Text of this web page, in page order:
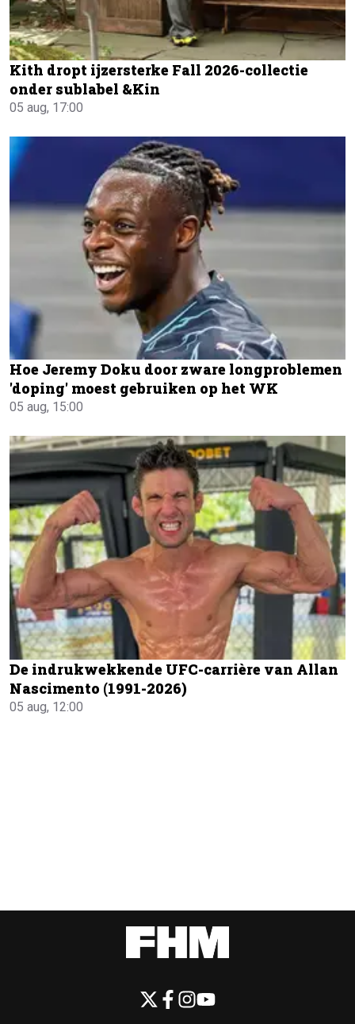
Kith dropt ijzersterke Fall 2026-collectie
onder sublabel &Kin
05 aug, 17:00
Hoe Jeremy Doku door zware longproblemen
'doping' moest gebruiken op het WK
05 aug, 15:00
De indrukwekkende UFC-carrière van Allan
Nascimento (1991-2026)
05 aug, 12:00